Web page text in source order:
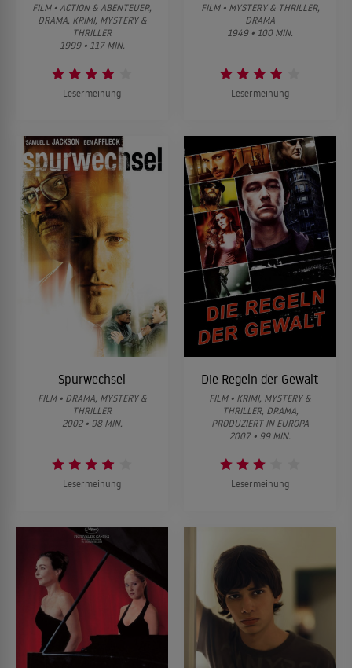
FILM • ACTION & ABENTEUER,
DRAMA, KRIMI, MYSTERY &
THRILLER
1999 • 117 MIN.
Lesermeinung
FILM • MYSTERY & THRILLER,
DRAMA
1949 • 100 MIN.
Lesermeinung
Spurwechsel
FILM • DRAMA, MYSTERY &
THRILLER
2002 • 98 MIN.
Lesermeinung
Die Regeln der Gewalt
FILM • KRIMI, MYSTERY &
THRILLER, DRAMA,
PRODUZIERT IN EUROPA
2007 • 99 MIN.
Lesermeinung